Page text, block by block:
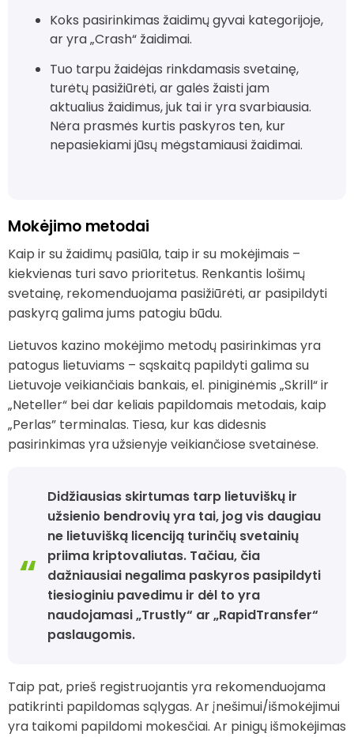
Koks pasirinkimas žaidimų gyvai kategorijoje,
ar yra „Crash“ žaidimai.
Tuo tarpu žaidėjas rinkdamasis svetainę,
turėtų pasižiūrėti, ar galės žaisti jam
aktualius žaidimus, juk tai ir yra svarbiausia.
Nėra prasmės kurtis paskyros ten, kur
nepasiekiami jūsų mėgstamiausi žaidimai.
Mokėjimo metodai
Kaip ir su žaidimų pasiūla, taip ir su mokėjimais –
kiekvienas turi savo prioritetus. Renkantis lošimų
svetainę, rekomenduojama pasižiūrėti, ar pasipildyti
paskyrą galima jums patogiu būdu.
Lietuvos kazino mokėjimo metodų pasirinkimas yra
patogus lietuviams – sąskaitą papildyti galima su
Lietuvoje veikiančiais bankais, el. piniginėmis „Skrill“ ir
„Neteller“ bei dar keliais papildomais metodais, kaip
„Perlas” terminalas. Tiesa, kur kas didesnis
pasirinkimas yra užsienyje veikiančiose svetainėse.
Didžiausias skirtumas tarp lietuviškų ir
užsienio bendrovių yra tai, jog vis daugiau
ne lietuvišką licenciją turinčių svetainių
priima kriptovaliutas. Tačiau, čia
dažniausiai negalima paskyros pasipildyti
tiesioginiu pavedimu ir dėl to yra
naudojamasi „Trustly“ ar „RapidTransfer“
paslaugomis.
Taip pat, prieš registruojantis yra rekomenduojama
patikrinti papildomas sąlygas. Ar įnešimui/išmokėjimui
yra taikomi papildomi mokesčiai. Ar pinigų išmokėjimas